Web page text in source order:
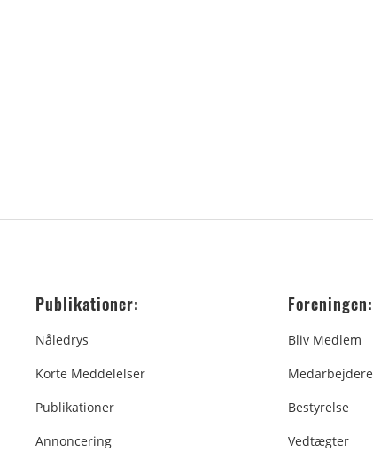
Publikationer:
Nåledrys
Korte Meddelelser
Publikationer
Annoncering
Foreningen:
Bliv Medlem
Medarbejdere
Bestyrelse
Vedtægter